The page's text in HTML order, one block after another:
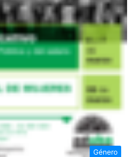
Género